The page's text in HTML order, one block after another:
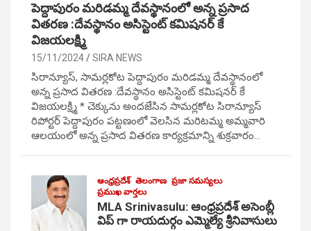
పెద్దాపురం మరిడమ్మ దేవస్థానంలో అన్న ప్రసాద
వితరణ :దేవస్థానం అసిస్టెంట్ కమిషనర్ కే
విజయలక్ష్మి
15/11/2024 SIRA NEWS
సిరాన్యూస్, సామర్లకోట పెద్దాపురం మరిడమ్మ దేవస్థానంలో
అన్న ప్రసాద వితరణ :దేవస్థానం అసిస్టెంట్ కమిషనర్ కే
విజయలక్ష్మి * చెక్కును అందజేసిన సామర్లకోట సిరాన్యూస్
రిపోర్టర్ పెద్దాపురం పట్టణంలో వెలసిన మరిటమ్మ అమ్మవారి
ఆలయంలో అన్న ప్రసాద వితరణ కార్యక్రమాన్ని శుక్రవారం…
ఆంధ్రప్రదేశ్ తెలంగాణ ప్రజా సమస్యలు
ప్రముఖ వార్తలు
MLA Srinivasulu: ఆంధ్రప్రదేశ్ అసెంబ్లీ
విప్ గా రాయదుర్గం ఎమ్మెల్యే శ్రీనివాసులు